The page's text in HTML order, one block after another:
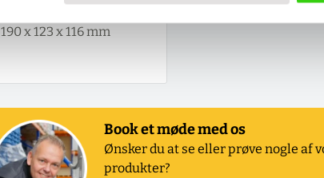
210 x 150 x 130 mm
190 x 123 x 116 mm
Book et møde med os
Ønsker du at se eller prøve nogle af
produkter?